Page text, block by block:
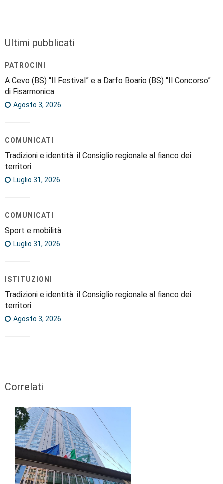
Ultimi pubblicati
PATROCINI
A Cevo (BS) “Il Festival” e a Darfo Boario (BS) “Il Concorso”
di Fisarmonica
Agosto 3, 2026
COMUNICATI
Tradizioni e identità: il Consiglio regionale al fianco dei
territori
Luglio 31, 2026
COMUNICATI
Sport e mobilità
Luglio 31, 2026
ISTITUZIONI
Tradizioni e identità: il Consiglio regionale al fianco dei
territori
Agosto 3, 2026
Correlati